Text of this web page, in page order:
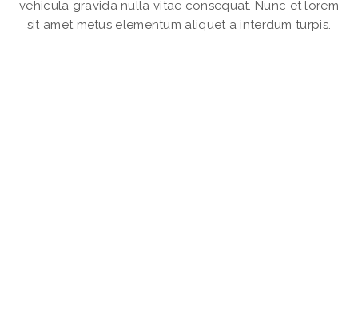
vehicula gravida nulla vitae consequat. Nunc et lorem
sit amet metus elementum aliquet a interdum turpis.